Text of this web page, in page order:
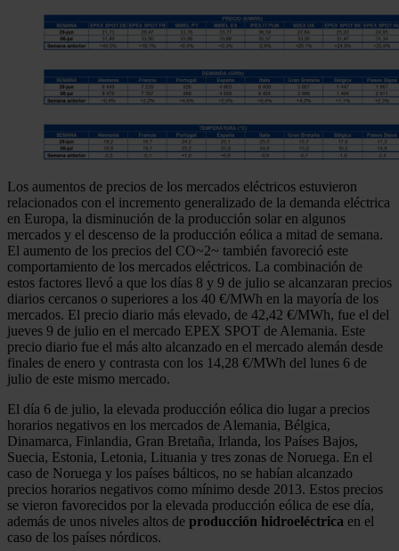
Los aumentos de precios de los mercados eléctricos estuvieron
relacionados con el incremento generalizado de la demanda eléctrica
en Europa, la disminución de la producción solar en algunos
mercados y el descenso de la producción eólica a mitad de semana.
El aumento de los precios del CO~2~ también favoreció este
comportamiento de los mercados eléctricos. La combinación de
estos factores llevó a que los días 8 y 9 de julio se alcanzaran precios
diarios cercanos o superiores a los 40 €/MWh en la mayoría de los
mercados. El precio diario más elevado, de 42,42 €/MWh, fue el del
jueves 9 de julio en el mercado EPEX SPOT de Alemania. Este
precio diario fue el más alto alcanzado en el mercado alemán desde
finales de enero y contrasta con los 14,28 €/MWh del lunes 6 de
julio de este mismo mercado.
El día 6 de julio, la elevada producción eólica dio lugar a precios
horarios negativos en los mercados de Alemania, Bélgica,
Dinamarca, Finlandia, Gran Bretaña, Irlanda, los Países Bajos,
Suecia, Estonia, Letonia, Lituania y tres zonas de Noruega. En el
caso de Noruega y los países bálticos, no se habían alcanzado
precios horarios negativos como mínimo desde 2013. Estos precios
se vieron favorecidos por la elevada producción eólica de ese día,
además de unos niveles altos de producción hidroeléctrica en el
caso de los países nórdicos.